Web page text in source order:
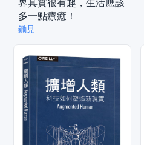
多一點療癒！
鋤見